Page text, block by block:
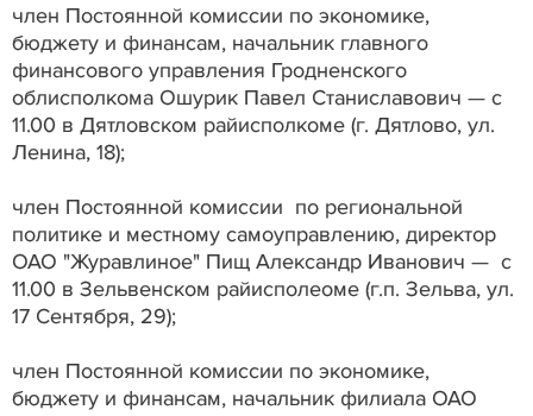
член Постоянной комиссии по экономике,
бюджету и финансам, начальник главного
финансового управления Гродненского
облисполкома Ошурик Павел Станиславович — с
11.00 в Дятловском райисполкоме (г. Дятлово, ул.
Ленина, 18);
член Постоянной комиссии по региональной
политике и местному самоуправлению, директор
ОАО "Журавлиное" Пищ Александр Иванович — с
11.00 в Зельвенском райисполеоме (г.п. Зельва, ул.
17 Сентября, 29);
член Постоянной комиссии по экономике,
бюджету и финансам, начальник филиала ОАО